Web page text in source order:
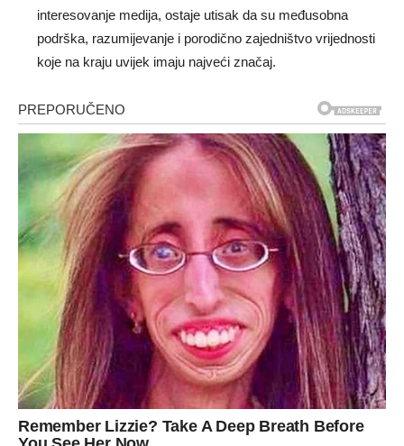
interesovanje medija, ostaje utisak da su međusobna
podrška, razumijevanje i porodično zajedništvo vrijednosti
koje na kraju uvijek imaju najveći značaj.